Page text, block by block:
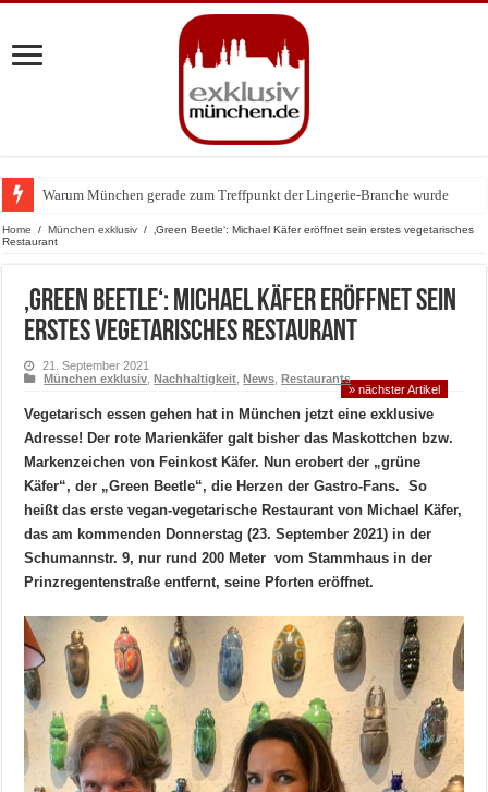
Warum München gerade zum Treffpunkt der Lingerie-Branche wurde
Home / München exklusiv /
‚Green Beetle‘: Michael Käfer eröffnet sein erstes vegetarisches
Restaurant
‚Green Beetle‘: Michael Käfer eröffnet sein
erstes vegetarisches Restaurant
21. September 2021
München exklusiv ,Nachhaltigkeit ,News ,Restaurants
» nächster Artikel
Vegetarisch essen gehen hat in München jetzt eine exklusive
Adresse! Der rote Marienkäfer galt bisher das Maskottchen bzw.
Markenzeichen von Feinkost Käfer. Nun erobert der „grüne
Käfer“, der „Green Beetle“, die Herzen der Gastro-Fans. So
heißt das erste vegan-vegetarische Restaurant von Michael Käfer,
das am kommenden Donnerstag (23. September 2021) in der
Schumannstr. 9, nur rund 200 Meter vom Stammhaus in der
Prinzregentenstraße entfernt, seine Pforten eröffnet.